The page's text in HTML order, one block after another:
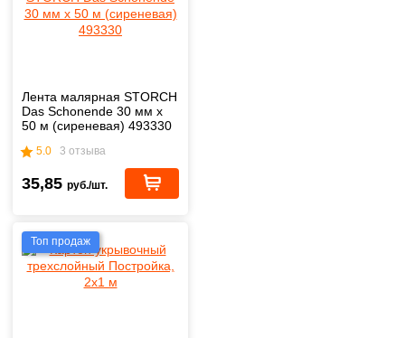
Лента малярная STORCH
Das Schonende 30 мм х
50 м (сиреневая) 493330
5.0 3 отзыва
35,85 руб./шт.
Топ продаж